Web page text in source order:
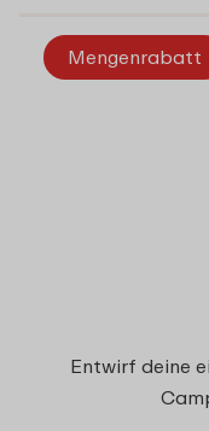
Mengenrabatt
Entwirf deine